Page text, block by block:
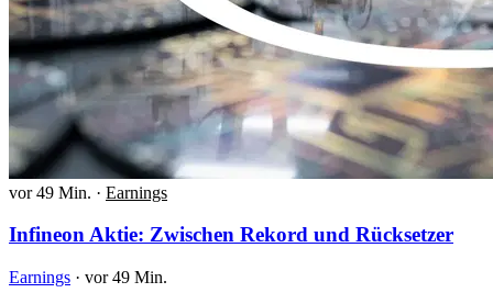
vor 49 Min. · Earnings
Infineon Aktie: Zwischen Rekord und Rücksetzer
Earnings · vor 49 Min.